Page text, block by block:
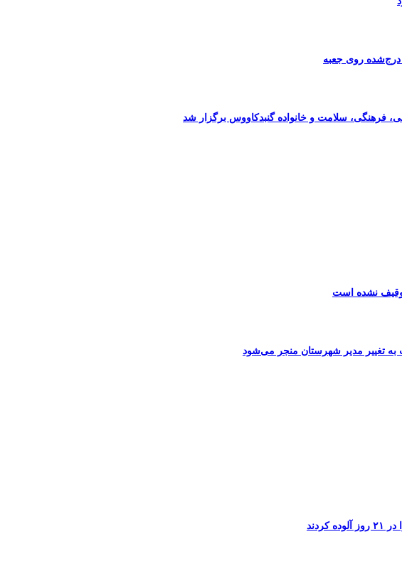
روی جعبه
فرهنگی، سلامت و خانواده گنبدکاووس برگزار شد
نشده است
به تغییر مدیر شهرستان منجر می‌شود